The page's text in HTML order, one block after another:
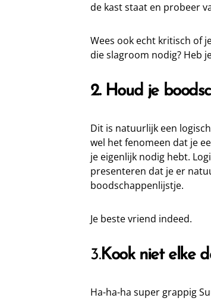
de kast staat en probeer
Wees ook echt kritisch of
die slagroom nodig? Heb
2. Houd je
Dit is natuurlijk een
wel het fenomeen dat je
je eigenlijk nodig hebt.
presenteren dat je er
boodschappenlijstje.
Je beste vriend indeed.
3.Kook niet elke
Ha-ha-ha super grappig